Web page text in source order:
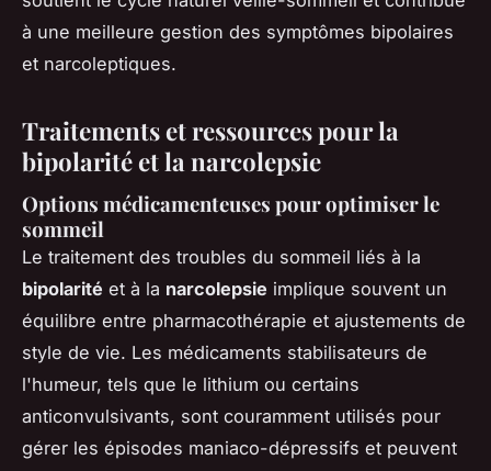
à une meilleure gestion des symptômes bipolaires
et narcoleptiques.
Traitements et ressources pour la
bipolarité et la narcolepsie
Options médicamenteuses pour optimiser le
sommeil
Le traitement des troubles du sommeil liés à la
bipolarité et à la narcolepsie implique souvent un
équilibre entre pharmacothérapie et ajustements de
style de vie. Les médicaments stabilisateurs de
l'humeur, tels que le lithium ou certains
anticonvulsivants, sont couramment utilisés pour
gérer les épisodes maniaco-dépressifs et peuvent